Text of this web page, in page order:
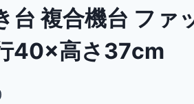
台 複合機台 ファ
40×高さ37cm